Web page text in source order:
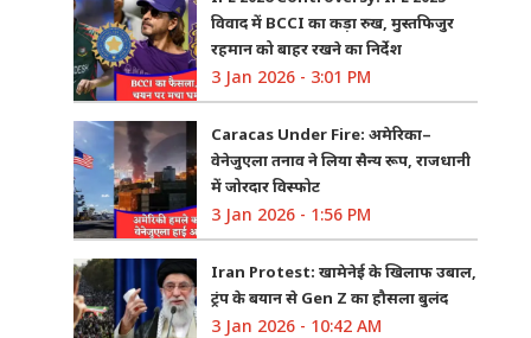
विवाद में BCCI का कड़ा रुख, मुस्तफिजुर
रहमान को बाहर रखने का निर्देश
3 Jan 2026 - 3:01 PM
Caracas Under Fire: अमेरिका–
वेनेजुएला तनाव ने लिया सैन्य रूप, राजधानी
में जोरदार विस्फोट
3 Jan 2026 - 1:56 PM
Iran Protest: खामेनेई के खिलाफ उबाल,
ट्रंप के बयान से Gen Z का हौसला बुलंद
3 Jan 2026 - 10:42 AM